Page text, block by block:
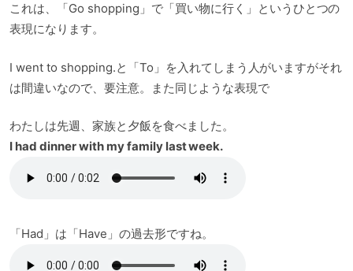
これは、「Go shopping」で「買い物に行く」というひとつの
表現になります。
I went to shopping.と「To」を入れてしまう人がいますがそれ
は間違いなので、要注意。また同じような表現で
わたしは先週、家族と夕飯を食べました。
I had dinner with my family last week.
「Had」は「Have」の過去形ですね。